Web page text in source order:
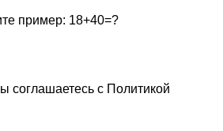
пример: 18+40=?
соглашаетесь с Политикой